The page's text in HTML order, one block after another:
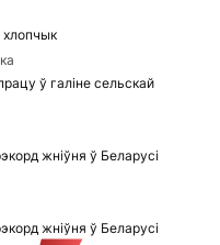
ў галіне сельскай
жніўня ў Беларусі
жніўня ў Беларусі